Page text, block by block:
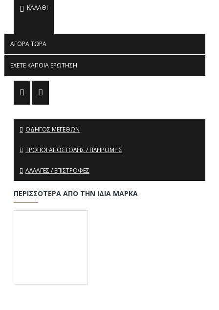
ΚΑΛΆΘΙ
ΑΓΟΡΆ ΤΏΡΑ
ΈΧΕΤΕ ΚΆΠΟΙΑ ΕΡΏΤΗΣΗ
ΟΔΗΓΌΣ ΜΕΓΕΘΏΝ
ΤΡΌΠΟΙ ΑΠΟΣΤΟΛΉΣ / ΠΛΗΡΩΜΉΣ
ΑΛΛΑΓΈΣ / ΕΠΙΣΤΡΟΦΈΣ
ΠΕΡΙΣΣΌΤΕΡΑ ΑΠΌ ΤΗΝ ΊΔΙΑ ΜΆΡΚΑ